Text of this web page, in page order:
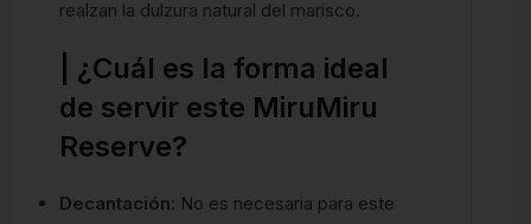
realzan la dulzura natural del marisco.
| ¿Cuál es la forma ideal
de servir este MiruMiru
Reserve?
Decantación: No es necesaria para este